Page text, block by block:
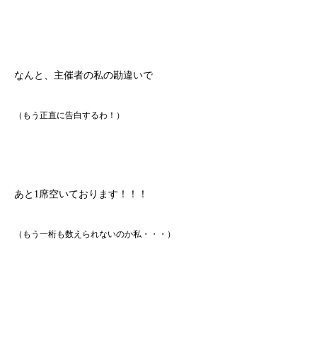
なんと、主催者の私の勘違いで
（もう正直に告白するわ！）
あと1席空いております！！！
（もう一桁も数えられないのか私・・・）